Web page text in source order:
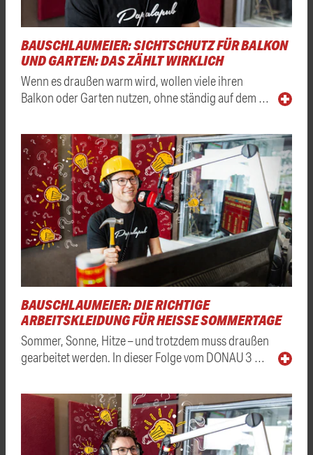
BAUSCHLAUMEIER: SICHTSCHUTZ FÜR BALKON
UND GARTEN: DAS ZÄHLT WIRKLICH
Wenn es draußen warm wird, wollen viele ihren
Balkon oder Garten nutzen, ohne ständig auf dem …
BAUSCHLAUMEIER: DIE RICHTIGE
ARBEITSKLEIDUNG FÜR HEISSE SOMMERTAGE
Sommer, Sonne, Hitze – und trotzdem muss draußen
gearbeitet werden. In dieser Folge vom DONAU 3 …